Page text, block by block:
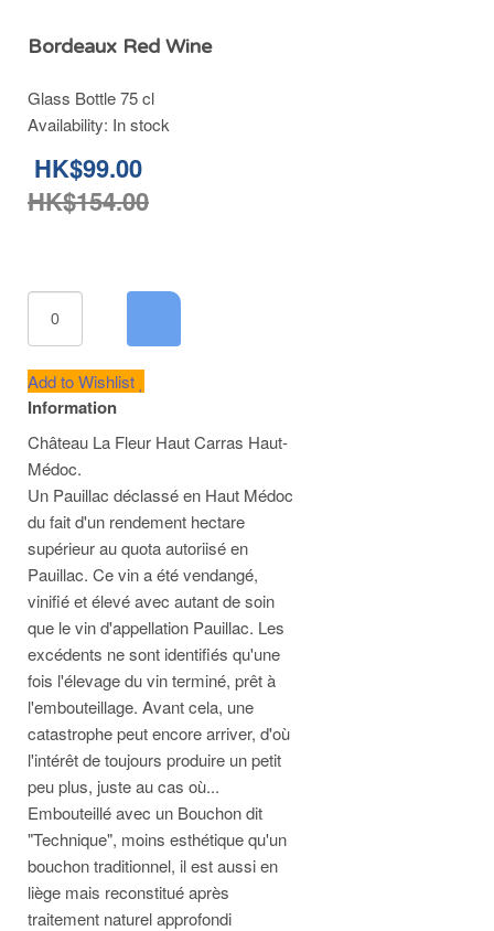
Bordeaux Red Wine
Glass Bottle 75 cl
Availability: In stock
HK$99.00
HK$154.00
Add to Wishlist
Information
Château La Fleur Haut Carras Haut-
Médoc.
Un Pauillac déclassé en Haut Médoc
du fait d'un rendement hectare
supérieur au quota autoriisé en
Pauillac. Ce vin a été vendangé,
vinifié et élevé avec autant de soin
que le vin d'appellation Pauillac. Les
excédents ne sont identifiés qu'une
fois l'élevage du vin terminé, prêt à
l'embouteillage. Avant cela, une
catastrophe peut encore arriver, d'où
l'intérêt de toujours produire un petit
peu plus, juste au cas où...
Embouteillé avec un Bouchon dit
"Technique", moins esthétique qu'un
bouchon traditionnel, il est aussi en
liège mais reconstitué après
traitement naturel approfondi